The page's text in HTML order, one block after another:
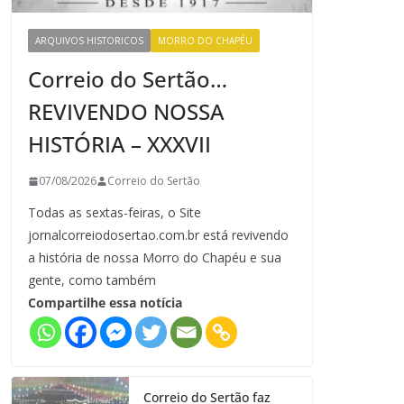
ARQUIVOS HISTORICOS MORRO DO CHAPÉU
Correio do Sertão…
REVIVENDO NOSSA
HISTÓRIA – XXXVII
07/08/2026 Correio do Sertão
Todas as sextas-feiras, o Site
jornalcorreiodosertao.com.br está revivendo
a história de nossa Morro do Chapéu e sua
gente, como também
Compartilhe essa notícia
Correio do Sertão faz